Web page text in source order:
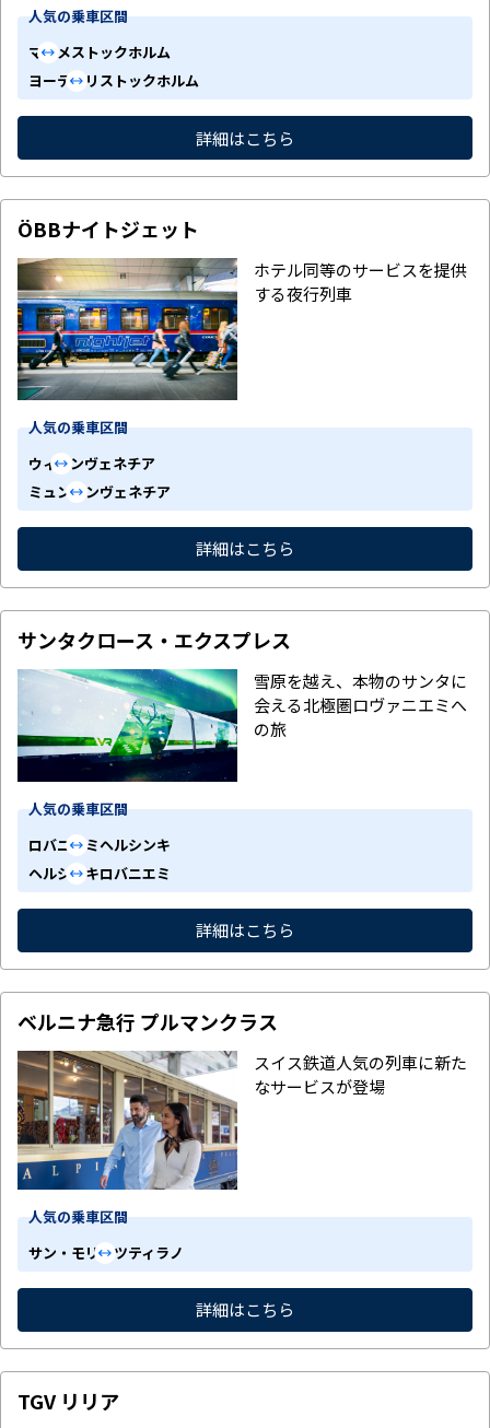
人気の乗車区間
マルメストックホルム
ヨーテボリ ストックホルム
詳細はこちら
ÖBBナイトジェット
ホテル同等のサービスを提供
する夜行列車
人気の乗車区間
ウィーンヴェネチア
ミュンヘンヴェネチア
詳細はこちら
サンタクロース・エクスプレス
雪原を越え、本物のサンタに
会える北極圏ロヴァニエミへ
の旅
人気の乗車区間
ロバニエミヘルシンキ
ヘルシンキロバニエミ
詳細はこちら
ベルニナ急行 プルマンクラス
スイス鉄道人気の列車に新た
なサービスが登場
人気の乗車区間
サン・モリッツティラノ
詳細はこちら
TGV リリア